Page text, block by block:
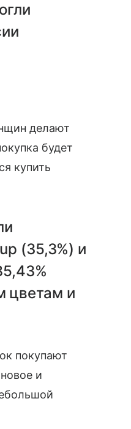
делают
будет
купить
(35,3%) и
цветам и
покупают
и